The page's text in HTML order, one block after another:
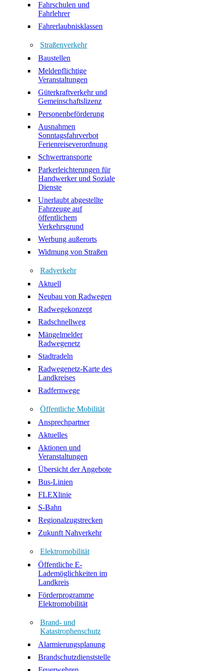
Fahrschulen und
Fahrlehrer
Fahrerlaubnisklassen
Straßenverkehr
Baustellen
Meldepflichtige
Veranstaltungen
Güterkraftverkehr und
Gemeinschaftslizenz
Personenbeförderung
Ausnahmen
Sonntagsfahrverbot
Ferienreiseverordnung
Schwertransporte
Parkerleichterungen für
Handwerker und Soziale
Dienste
Unerlaubt abgestellte
Fahrzeuge auf
öffentlichem
Verkehrsgrund
Werbung außerorts
Widmung von Straßen
Radverkehr
Aktuell
Neubau von Radwegen
Radwegekonzept
Radschnellweg
Mängelmelder
Radwegenetz
Stadtradeln
Radwegenetz-Karte des
Landkreises
Radfernwege
Öffentliche Mobilität
Ansprechpartner
Aktuelles
Aktionen und
Veranstaltungen
Übersicht der Angebote
Bus-Linien
FLEXlinie
S-Bahn
Regionalzugstrecken
Zukunft Nahverkehr
Elektromobilität
Öffentliche E-
Lademöglichkeiten im
Landkreis
Förderprogramme
Elektromobilität
Brand- und
Katastrophenschutz
Alarmierungsplanung
Brandschutzdienststelle